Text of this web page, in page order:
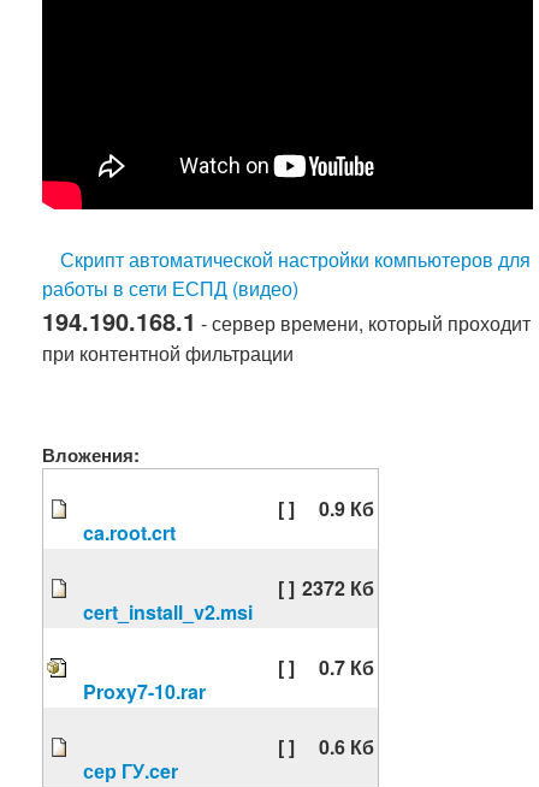
Скрипт автоматической настройки компьютеров для
работы в сети ЕСПД (видео)
194.190.168.1 - сервер времени, который проходит
при контентной фильтрации
Вложения:
ca.root.crt
[ ] 0.9 Кб
cert_install_v2.msi
[ ] 2372 Кб
Proxy7-10.rar
[ ] 0.7 Кб
сер ГУ.cer
[ ] 0.6 Кб